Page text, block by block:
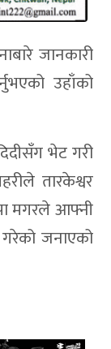
जानकारी
उहाँको
भेट गरी
तारकेश्वर
मगरले आफ्नी
गरेको जनाएको